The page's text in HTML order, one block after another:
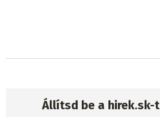
Állítsd be a hirek.sk-t